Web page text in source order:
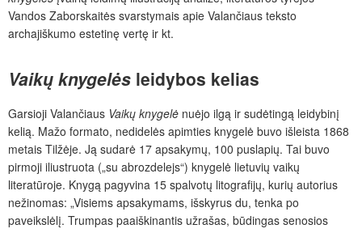
Vandos Zaborskaitės svarstymais apie Valančiaus teksto
archajiškumo estetinę vertę ir kt.
Vaikų knygelės leidybos kelias
Garsioji Valančiaus Vaikų knygelė nuėjo ilgą ir sudėtingą leidybinį
kelią. Mažo formato, nedidelės apimties knygelė buvo išleista 1868
metais Tilžėje. Ją sudarė 17 apsakymų, 100 puslapių. Tai buvo
pirmoji iliustruota („su abrozdelejs“) knygelė lietuvių vaikų
literatūroje. Knygą pagyvina 15 spalvotų litografijų, kurių autorius
nežinomas: „Visiems apsakymams, išskyrus du, tenka po
paveikslėlį. Trumpas paaiškinantis užrašas, būdingas senosios